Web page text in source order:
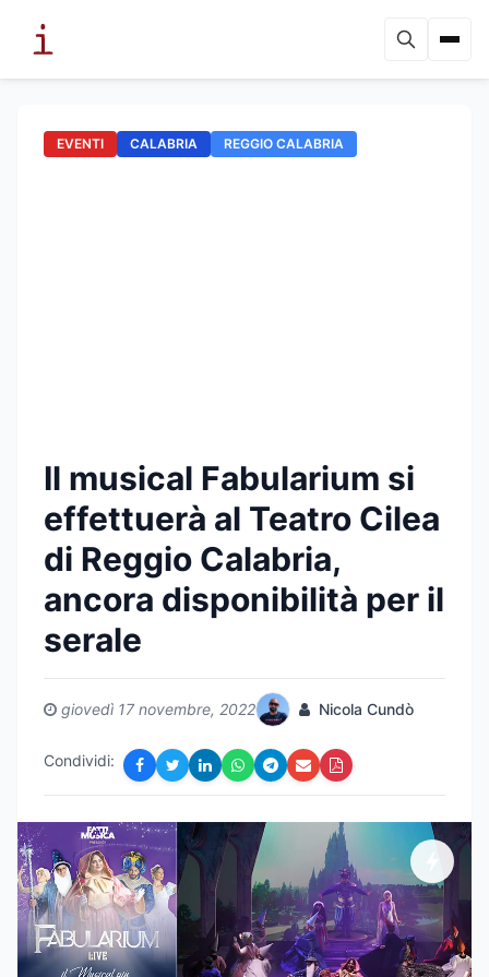
EVENTI CALABRIA REGGIO CALABRIA
Il musical Fabularium si
effettuerà al Teatro Cilea
di Reggio Calabria,
ancora disponibilità per il
serale
giovedì 17 novembre, 2022 Nicola Cundò
Condividi: